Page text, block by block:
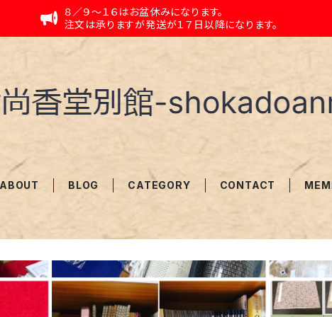
８／９〜１６はお盆休みになります。
注文は承りますが発送が１７日以降になります。
BLOG CATEGORY CONTACT